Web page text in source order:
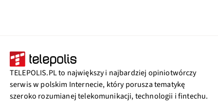
TELEPOLIS.PL to największy i najbardziej opiniotwórczy
serwis w polskim Internecie, który porusza tematykę
szeroko rozumianej telekomunikacji, technologii i fintechu.